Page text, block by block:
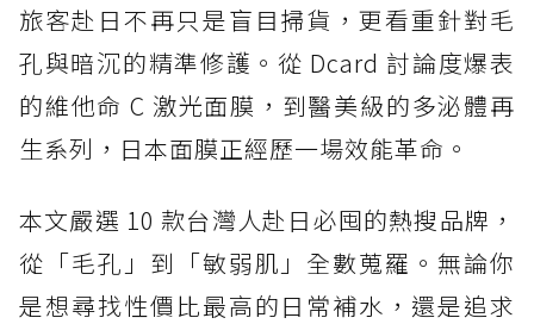
旅客赴日不再只是盲目掃貨，更看重針對毛
孔與暗沉的精準修護。從 Dcard 討論度爆表
的維他命 C 激光面膜，到醫美級的多泌體再
生系列，日本面膜正經歷一場效能革命。
本文嚴選 10 款台灣人赴日必囤的熱搜品牌，
從「毛孔」到「敏弱肌」全數蒐羅。無論你
是想尋找性價比最高的日常補水，還是追求